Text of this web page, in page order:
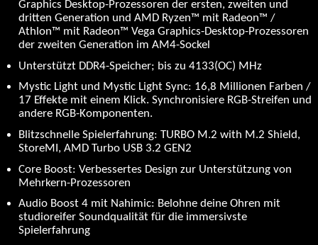
Graphics Desktop-Prozessoren der ersten, zweiten und
dritten Generation und AMD Ryzen™ mit Radeon™ /
Athlon™ mit Radeon™ Vega Graphics-Desktop-Prozessoren
der zweiten Generation im AM4-Sockel
Unterstützt DDR4-Speicher; bis zu 4133(OC) MHz
Mystic Light und Mystic Light Sync: 16,8 Millionen Farben /
17 Effekte mit einem Klick. Synchronisiere RGB-Streifen und
andere RGB-Komponenten.
Blitzschnelle Spielerfahrung: TURBO M.2 with M.2 Shield,
StoreMI, AMD Turbo USB 3.2 GEN2
Core Boost: Verbessertes Design zur Unterstützung von
Mehrkern-Prozessoren
Audio Boost 4 mit Nahimic: Belohne deine Ohren mit
studioreifer Soundqualität für die immersivste
Spielerfahrung